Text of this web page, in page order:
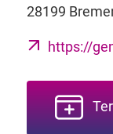
28199
https://